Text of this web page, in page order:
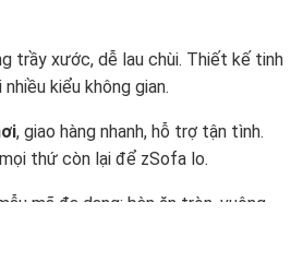
trầy xước, dễ lau chùi. Thiết kế tinh
kiểu không gian.
, giao hàng nhanh, hỗ trợ tận tình.
thứ còn lại để zSofa lo.
mã đa dạng: bàn ăn tròn, vuông,